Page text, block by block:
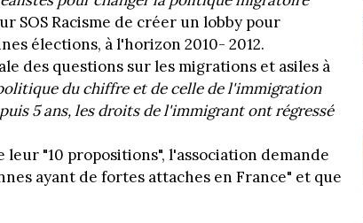
SOS Racisme de créer un lobby pour
élections, à l'horizon 2010- 2012.
des questions sur les migrations et asiles à
du chiffre et de celle de l'immigration
5 ans, les droits de l'immigrant ont régressé
"10 propositions", l'association demande
ayant de fortes attaches en France" et que